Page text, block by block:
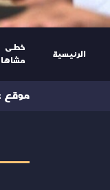
الرئيسية
خطى
مشاها
موقع